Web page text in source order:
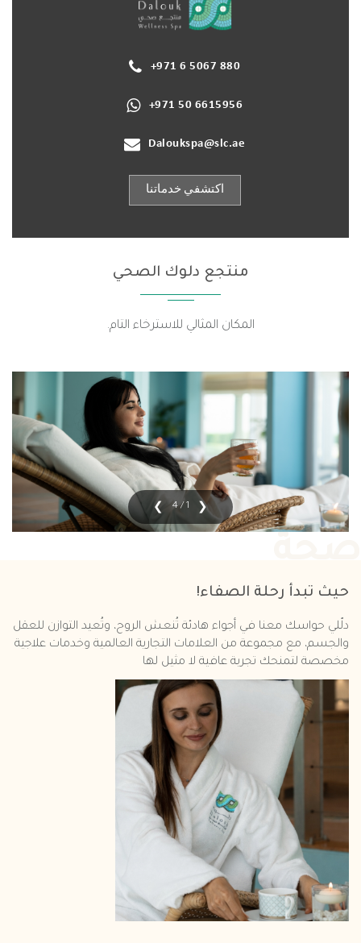
+971 6 5067 880
+971 50 6615956
Daloukspa@slc.ae
اكتشفي خدماتنا
منتجع دلوك الصحي
المكان المثالي للاسترخاء التام.
1 / 4
حيث تبدأ رحلة الصفاء!
دلّلي حواسك معنا في أجواء هادئة تُنعش الروح، وتُعيد التوازن للعقل
والجسم، مع مجموعة من العلامات التجارية العالمية وخدمات علاجية
مخصصة لتمنحك تجربة عافية لا مثيل لها